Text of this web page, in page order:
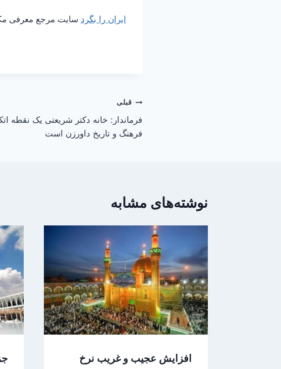
ایران را بگرد سایت مرجع معرفی
راهبری
نوشته
قبلی
فرماندار: خانه دکتر شریعتی‌ یک نقطه
فرهنگ و تاریخ داورزن ‌است
نوشته‌های مشابه
افزایش عجیب و غریب نرخ